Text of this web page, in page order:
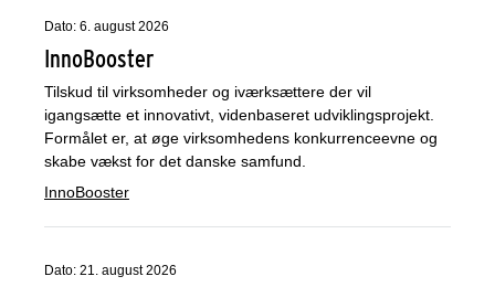
Dato: 6. august 2026
InnoBooster
Tilskud til virksomheder og iværksættere der vil
igangsætte et innovativt, videnbaseret udviklingsprojekt.
Formålet er, at øge virksomhedens konkurrenceevne og
skabe vækst for det danske samfund.
InnoBooster
Dato: 21. august 2026